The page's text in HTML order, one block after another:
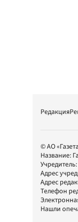
Редакция
© АО
Название:
Учредитель:
Адрес
Адрес
Телефон
Нашли